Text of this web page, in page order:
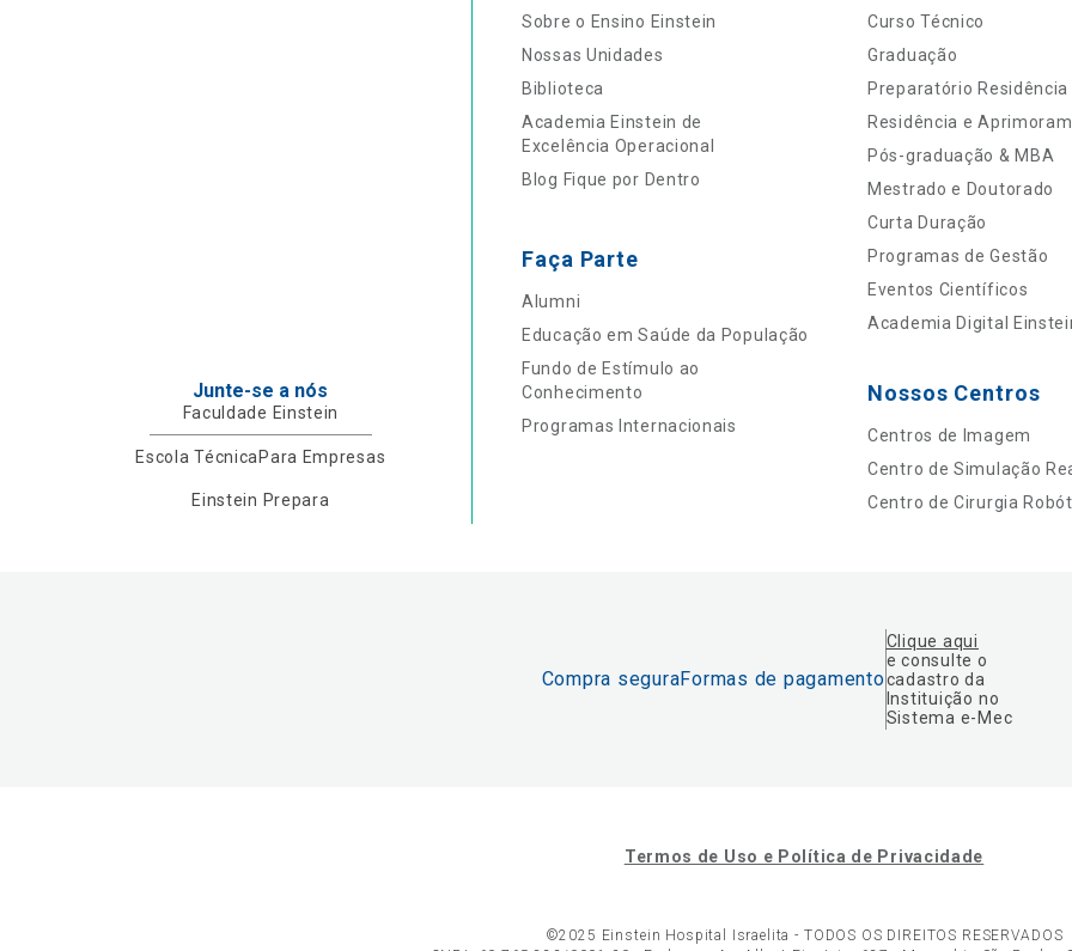
Junte-se a nós
Faculdade Einstein
Escola Técnica Para Empresas
Einstein Prepara
Sobre o Ensino Einstein
Nossas Unidades
Biblioteca
Academia Einstein de
Excelência Operacional
Blog Fique por Dentro
Faça Parte
Alumni
Educação em Saúde da População
Fundo de Estímulo ao
Conhecimento
Programas Internacionais
Curso Técnico
Graduação
Preparatório Residência
Residência e
Pós-graduação & MBA
Mestrado e Doutorado
Curta Duração
Programas de Gestão
Eventos Científicos
Academia Digital
Nossos Centros
Centros de Imagem
Centro de Simulação
Centro de Cirurgia
Compra seguraFormas de pagamento
Clique aqui
e consulte o
cadastro da
Instituição no
Sistema e-Mec
Termos de Uso e Política de Privacidade
©2025 Einstein Hospital Israelita - TODOS OS DIREITOS RESERVADOS